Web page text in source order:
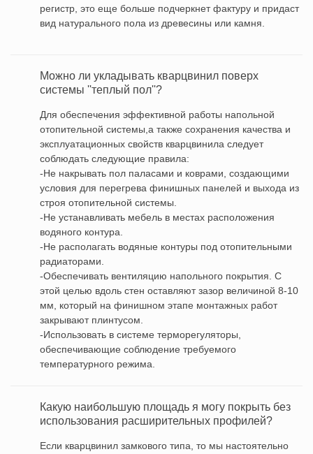
регистр, это еще больше подчеркнет фактуру и придаст
вид натурального пола из древесины или камня.
Можно ли укладывать кварцвинил поверх
системы ''теплый пол''?
Для обеспечения эффективной работы напольной
отопительной системы,а также сохранения качества и
эксплуатационных свойств кварцвинила следует
соблюдать следующие правила:
-Не накрывать пол паласами и коврами, создающими
условия для перегрева финишных панелей и выхода из
строя отопительной системы.
-Не устанавливать мебель в местах расположения
водяного контура.
-Не располагать водяные контуры под отопительными
радиаторами.
-Обеспечивать вентиляцию напольного покрытия. С
этой целью вдоль стен оставляют зазор величиной 8-10
мм, который на финишном этапе монтажных работ
закрывают плинтусом.
-Использовать в системе терморегуляторы,
обеспечивающие соблюдение требуемого
температурного режима.
Какую наибольшую площадь я могу покрыть без
использования расширительных профилей?
Если кварцвинил замкового типа, то мы настоятельно